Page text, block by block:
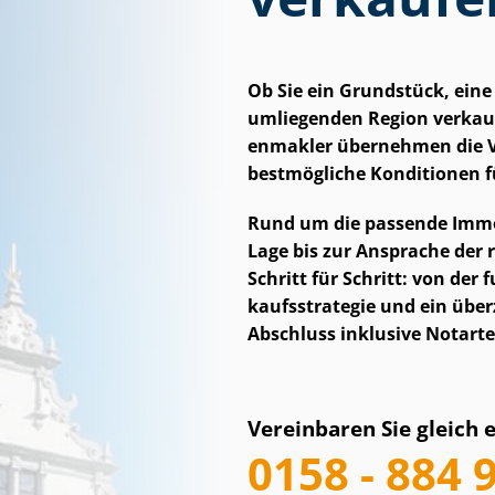
Ob Sie ein Grundstück,
umliegenden Region
en­mak­ler übernehmen die
bestmögliche Konditionen
Rund um die passende
Lage bis zur Ansprache
Schritt für Schritt: von der
kaufs­stra­te­gie und ein
Abschluss inklusive
Vereinbaren Sie gleich
0158 - 884